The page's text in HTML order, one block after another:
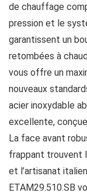
de chauffage
pression et le
garantissent un
retombées à
vous offre un
nouveaux
acier inoxydable
excellente,
La face avant
frappant trouvent
et l’artisanat
ETAM29.510.SB